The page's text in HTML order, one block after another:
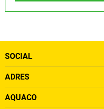
SOCIAL
ADRES
AQUACO